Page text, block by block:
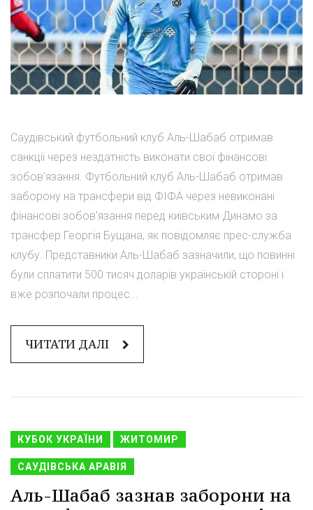
Саудівський футбольний клуб Аль-Шабаб отримав
санкції через нездатність виконати свої фінансові
зобов'язання. Футбольний клуб Аль-Шабаб отримав
заборону на трансфери від ФІФА через невиконані
фінансові зобов'язання перед київським Динамо за
трансфер Георгія Бущана, як повідомляє прес-служба
клубу. Представники Аль-Шабаб зазначили, що повинні
були сплатити 500 тисяч доларів українській стороні і
вже розпочали процес...
ЧИТАТИ ДАЛІ
КУБОК УКРАЇНИ ЖИТОМИР
САУДІВСЬКА АРАВІЯ
Аль-Шабаб зазнав заборони на